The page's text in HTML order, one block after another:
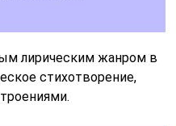
лирическим жанром в
стихотворение,